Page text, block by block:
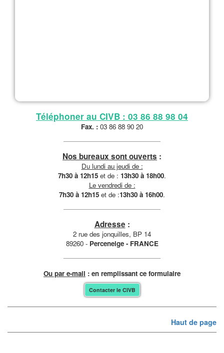
Téléphoner au CIVB : 03 86 88 98 04
Fax. : 03 86 88 90 20
Nos bureaux sont ouverts :
Du lundi au jeudi de :
7h30 à 12h15 et de : 13h30 à 18h00.
Le vendredi de :
7h30 à 12h15 et de :13h30 à 16h00.
Adresse :
2 rue des jonquilles, BP 14
89260 - Perceneige - FRANCE
Ou par e-mail : en remplissant ce formulaire
Contacter le CIVB
Haut de page